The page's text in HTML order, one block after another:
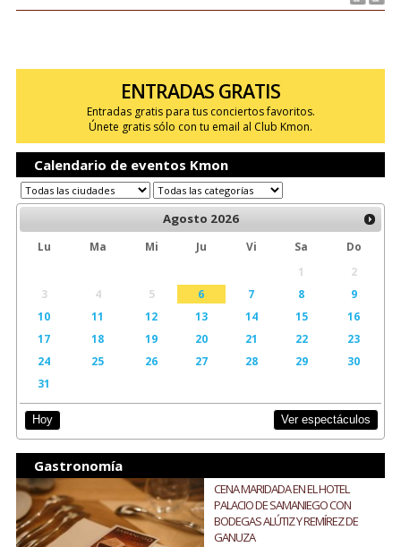
ENTRADAS GRATIS
Entradas gratis para tus conciertos favoritos.
Únete gratis sólo con tu email al Club Kmon.
Calendario de eventos Kmon
Agosto 2026
Lu Ma Mi Ju Vi Sa
Do
1
2
3
4 5 6 7 8
9
10
11 12 13 14 15
16
17
18 19 20 21 22
23
24
25 26 27 28 29
30
31
Hoy Ver espectáculos
Gastronomía
CENA MARIDADA EN EL HOTEL
PALACIO DE SAMANIEGO CON
BODEGAS ALÚTIZ Y REMÍREZ DE
GANUZA